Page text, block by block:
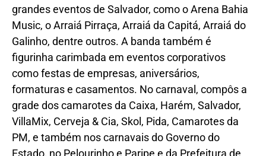
grandes eventos de Salvador, como o Arena Bahia
Music, o Arraiá Pirraça, Arraiá da Capitá, Arraiá do
Galinho, dentre outros. A banda também é
figurinha carimbada em eventos corporativos
como festas de empresas, aniversários,
formaturas e casamentos. No carnaval, compôs a
grade dos camarotes da Caixa, Harém, Salvador,
VillaMix, Cerveja & Cia, Skol, Pida, Camarotes da
PM, e também nos carnavais do Governo do
Estado, no Pelourinho e Paripe e da Prefeitura de